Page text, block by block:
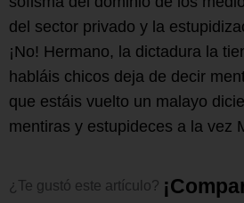
del sector privado y la
¡No! Hermano, la dictadura la
habláis chicos deja de decir
que estáis vuelto un malayo
mentiras y estupideces a la vez
¿Te gustó este artículo? ¡Compa